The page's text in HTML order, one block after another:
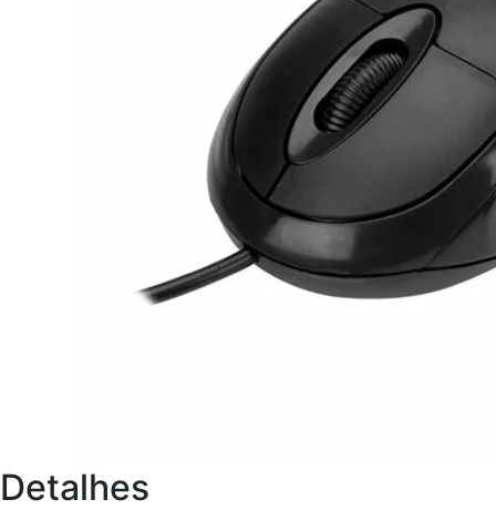
Detalhes